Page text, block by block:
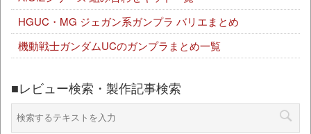
HGUC・MG ジェガン系ガンプラ バリエまとめ
機動戦士ガンダムUCのガンプラまとめ一覧
■レビュー検索・製作記事検索